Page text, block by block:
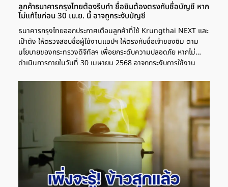
ลูกค้าธนาคารกรุงไทยต้องรีบทำ ชื่อซิมต้องตรงกับชื่อบัญชี หาก
ไม่แก้ไขก่อน 30 เม.ย. นี้ อาจถูกระงับบัญชี
ธนาคารกรุงไทยออกประกาศเตือนลูกค้าที่ใช้ Krungthai NEXT และ
เป๋าตัง ให้ตรวจสอบชื่อผู้ใช้งานแอปฯ ให้ตรงกับชื่อเจ้าของซิม ตาม
นโยบายของกระทรวงดิจิทัลฯ เพื่อยกระดับความปลอดภัย หากไม่
ดำเนินการภายในวันที่ 30 เมษายน 2568 อาจถูกระงับการใช้งาน